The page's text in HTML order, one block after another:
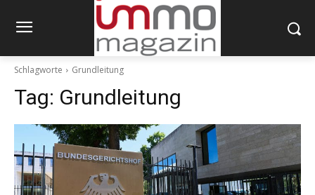
Schlagworte Grundleitung
Tag: Grundleitung